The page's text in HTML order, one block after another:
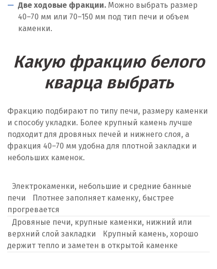
Две ходовые фракции. Можно выбрать размер
40–70 мм или 70–150 мм под тип печи и объем
каменки.
Какую фракцию белого
кварца выбрать
Фракцию подбирают по типу печи, размеру каменки
и способу укладки. Более крупный камень лучше
подходит для дровяных печей и нижнего слоя, а
фракция 40–70 мм удобна для плотной закладки и
небольших каменок.
Электрокаменки, небольшие и средние банные
печи
Плотнее заполняет каменку, быстрее
прогревается
Дровяные печи, крупные каменки, нижний или
верхний слой закладки
Крупный камень, хорошо
держит тепло и заметен в открытой каменке